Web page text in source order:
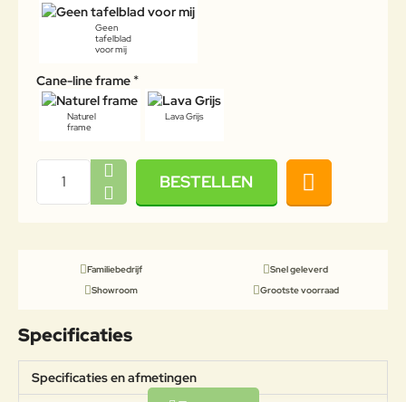
Geen
tafelblad
voor mij
Cane-line frame
Naturel
frame
Lava Grijs
BESTELLEN
Familiebedrijf
Snel geleverd
Showroom
Grootste voorraad
Specificaties
Specificaties en afmetingen